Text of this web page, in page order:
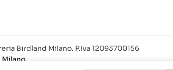
Birdland Milano. P.Iva 12093700156
Milano